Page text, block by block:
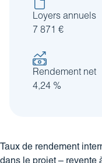
Loyers annuels
7 871 €
Rendement net
4,24 %
Taux de rendement